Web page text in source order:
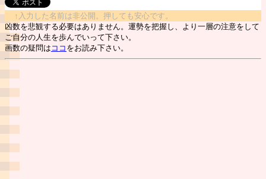
↑入力した名前は非公開。押しても安心です。
凶数を悲観する必要はありません。運勢を把握し、より一層の注意をして
ご自分の人生を歩んでいって下さい。
画数の疑問は ココ をお読み下さい。